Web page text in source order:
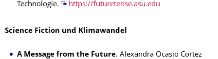
Technologie.
https://futuretense.asu.edu
Science Fiction und Klimawandel
A Message from the Future. Alexandra Ocasio Cortez